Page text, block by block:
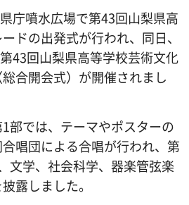
庁噴水広場で第43回山梨県高
ドの出発式が行われ、同日、
43回山梨県高等学校芸術文化
合開会式）が開催されまし
部では、テーマやポスターの
唱団による合唱が行われ、第
文学、社会科学、器楽管弦楽
露しました。